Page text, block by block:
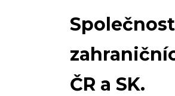
ČR a SK.